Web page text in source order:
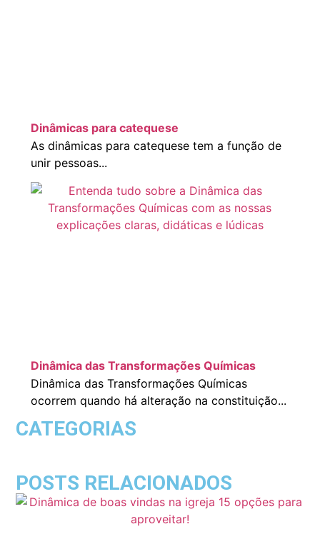
Dinâmicas para catequese
As dinâmicas para catequese tem a função de
unir pessoas...
Dinâmica das Transformações Químicas
Dinâmica das Transformações Químicas
ocorrem quando há alteração na constituição...
CATEGORIAS
POSTS RELACIONADOS